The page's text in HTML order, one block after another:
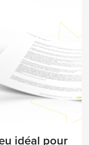
idéal pour